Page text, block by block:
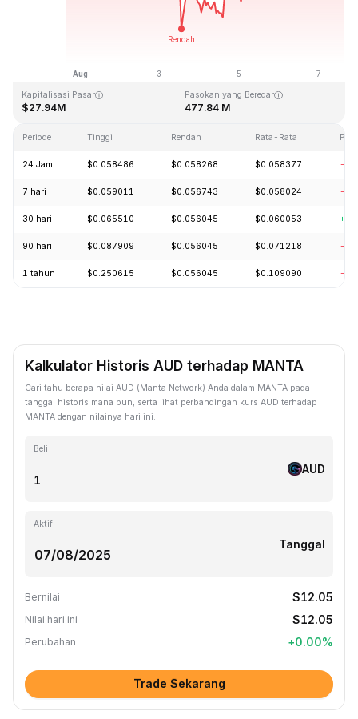
Terakhir Diperbarui: 2026-08-07, 14:50 GMT+0
$0.054621
Kapitalisasi Pasar
$27.94M
Pasokan yang Beredar
477.84 M
Periode Tinggi Rendah Rata-Rata
24 Jam $0.058486 $0.058268 $0.058377 -
7 hari $0.059011 $0.056743 $0.058024 -
30 hari $0.065510 $0.056045 $0.060053
90 hari $0.087909 $0.056045 $0.071218 -
1 tahun $0.250615 $0.056045 $0.109090 -
Kalkulator Historis AUD terhadap MANTA
Cari tahu berapa nilai AUD (Manta Network) Anda dalam MANTA pada
tanggal historis mana pun, serta lihat perbandingan kurs AUD terhadap
MANTA dengan nilainya hari ini.
Beli
AUD
Aktif
Tanggal
Bernilai $12.05
Nilai hari ini $12.05
Perubahan +0.00%
Trade Sekarang